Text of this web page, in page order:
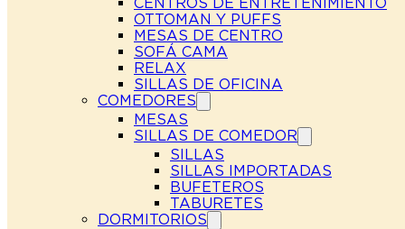
OTTOMAN Y PUFFS
MESAS DE CENTRO
SOFÁ CAMA
RELAX
SILLAS DE OFICINA
COMEDORES
MESAS
SILLAS DE COMEDOR
SILLAS
SILLAS IMPORTADAS
BUFETEROS
TABURETES
DORMITORIOS